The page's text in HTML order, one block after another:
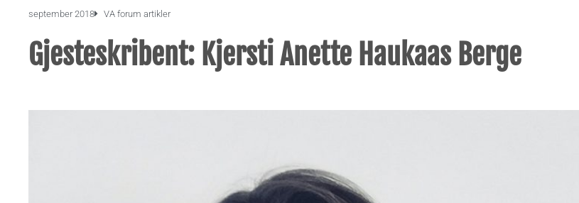
september 2018 VA forum artikler
Gjesteskribent: Kjersti Anette Haukaas Berge